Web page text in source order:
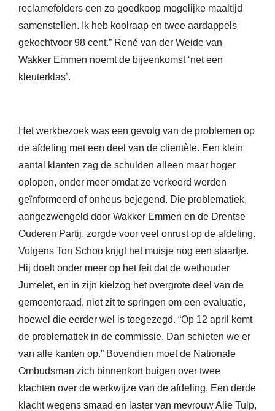
reclamefolders een zo goedkoop mogelijke maaltijd
samenstellen. Ik heb koolraap en twee aardappels
gekochtvoor 98 cent.” René van der Weide van
Wakker Emmen noemt de bijeenkomst ‘net een
kleuterklas’.
Het werkbezoek was een gevolg van de problemen op
de afdeling met een deel van de clientèle. Een klein
aantal klanten zag de schulden alleen maar hoger
oplopen, onder meer omdat ze verkeerd werden
geïnformeerd of onheus bejegend. Die problematiek,
aangezwengeld door Wakker Emmen en de Drentse
Ouderen Partij, zorgde voor veel onrust op de afdeling.
Volgens Ton Schoo krijgt het muisje nog een staartje.
Hij doelt onder meer op het feit dat de wethouder
Jumelet, en in zijn kielzog het overgrote deel van de
gemeenteraad, niet zit te springen om een evaluatie,
hoewel die eerder wel is toegezegd. “Op 12 april komt
de problematiek in de commissie. Dan schieten we er
van alle kanten op.” Bovendien moet de Nationale
Ombudsman zich binnenkort buigen over twee
klachten over de werkwijze van de afdeling. Een derde
klacht wegens smaad en laster van mevrouw Alie Tulp,